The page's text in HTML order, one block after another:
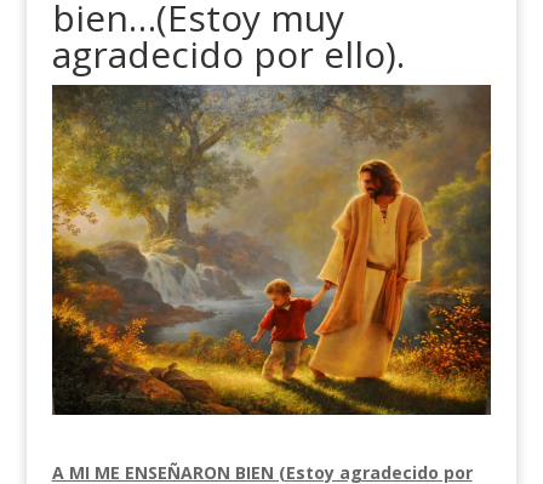
bien…(Estoy muy
agradecido por ello).
A MI ME ENSEÑARON BIEN (Estoy agradecido por